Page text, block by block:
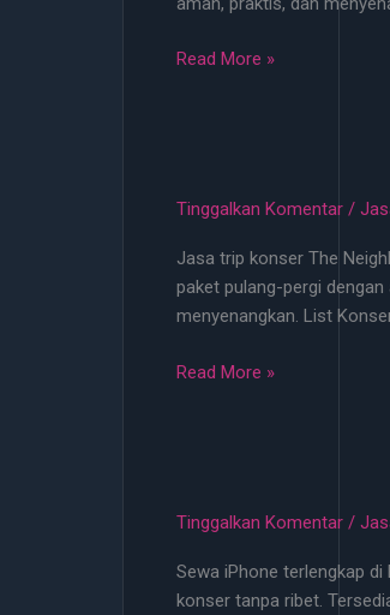
Jasa
di
April
2026
Mulai
Read More »
Tinggalkan Komentar /
Jasa trip konser The
paket pulang-pergi
menyenangkan. List
Jasa
Jakarta
Juli
2026
Read More »
Tinggalkan Komentar /
Sewa iPhone terlengkap
konser tanpa ribet.